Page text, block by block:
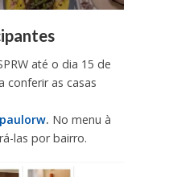
até o dia 15 de
conferir as casas
. No menu à
las por bairro.